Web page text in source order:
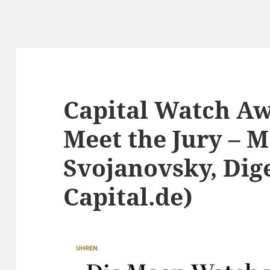
Capital Watch
Meet the Jury –
Svojanovsky,
Capital.de)